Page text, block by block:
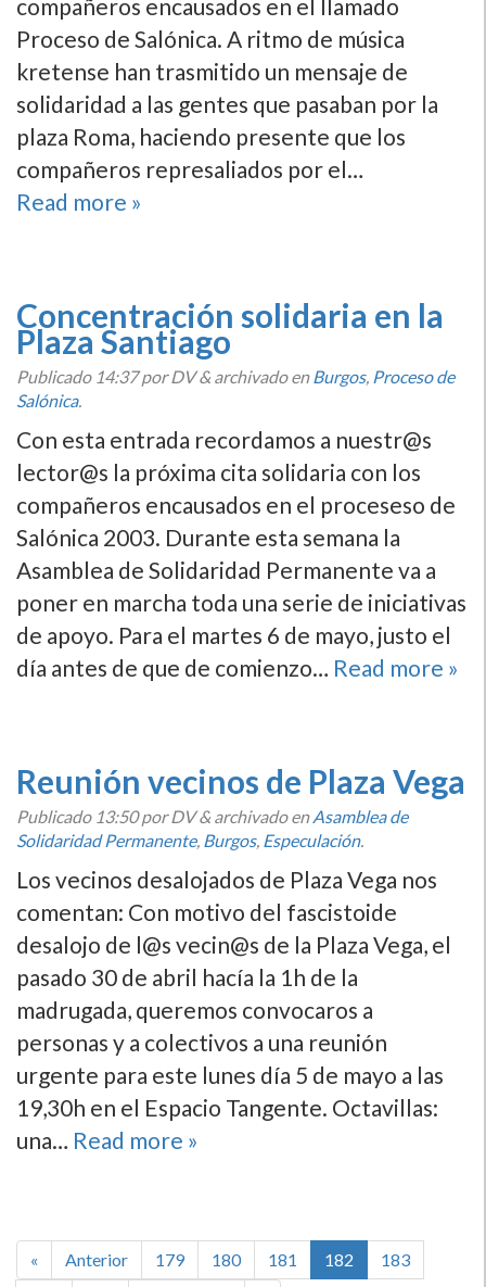
compañeros encausados en el llamado
Proceso de Salónica. A ritmo de música
kretense han trasmitido un mensaje de
solidaridad a las gentes que pasaban por la
plaza Roma, haciendo presente que los
compañeros represaliados por el…
Read more »
Concentración solidaria en la
Plaza Santiago
Publicado 14:37por DV&archivado enBurgos, Proceso de
Salónica.
Con esta entrada recordamos a nuestr@s
lector@s la próxima cita solidaria con los
compañeros encausados en el proceseso de
Salónica 2003. Durante esta semana la
Asamblea de Solidaridad Permanente va a
poner en marcha toda una serie de iniciativas
de apoyo. Para el martes 6 de mayo, justo el
dí­a antes de que de comienzo… Read more »
Reunión vecinos de Plaza Vega
Publicado 13:50por DV&archivado enAsamblea de
Solidaridad Permanente, Burgos, Especulación.
Los vecinos desalojados de Plaza Vega nos
comentan: Con motivo del fascistoide
desalojo de l@s vecin@s de la Plaza Vega, el
pasado 30 de abril hací­a la 1h de la
madrugada, queremos convocaros a
personas y a colectivos a una reunión
urgente para este lunes dí­a 5 de mayo a las
19,30h en el Espacio Tangente. Octavillas:
una… Read more »
« Anterior 179 180 181 182
183